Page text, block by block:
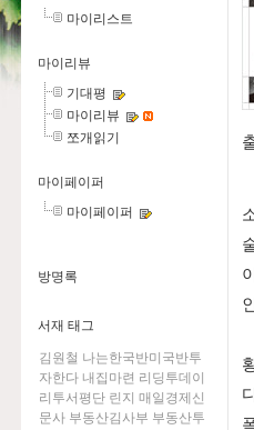
마이리스트
마이리뷰
기대평
마이리뷰
쪼개읽기
마이페이퍼
마이페이퍼
방명록
서재 태그
김원철 나는한국반미국반투
자한다 내집마련 리딩투데이
리투서평단 린지 매일경제신
문사 부동산김사부 부동산투